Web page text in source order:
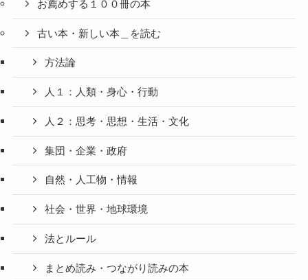
お薦めする１００冊の本
古い本・新しい本＿を読む
方法論
人１：人類・身心・行動
人２：思考・思想・生活・文化
集団・企業・政府
自然・人工物・情報
社会・世界・地球環境
法とルール
まとめ読み・つながり読みの本